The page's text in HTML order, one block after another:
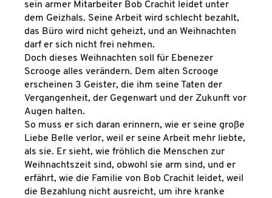
sein armer Mitarbeiter Bob Crachit leidet unter
dem Geizhals. Seine Arbeit wird schlecht bezahlt,
das Büro wird nicht geheizt, und an Weihnachten
darf er sich nicht frei nehmen.
Doch dieses Weihnachten soll für Ebenezer
Scrooge alles verändern. Dem alten Scrooge
erscheinen 3 Geister, die ihm seine Taten der
Vergangenheit, der Gegenwart und der Zukunft vor
Augen halten.
So muss er sich daran erinnern, wie er seine große
Liebe Belle verlor, weil er seine Arbeit mehr liebte,
als sie. Er sieht, wie fröhlich die Menschen zur
Weihnachtszeit sind, obwohl sie arm sind, und er
erfährt, wie die Familie von Bob Crachit leidet, weil
die Bezahlung nicht ausreicht, um ihre kranke